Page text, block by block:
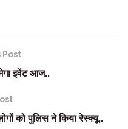
Post
इवेंट आज..
को पुलिस ने किया रेस्क्यू..